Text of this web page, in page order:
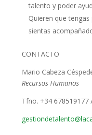
talento y poder
Quieren que
sientas
CONTACTO
Mario Cabeza
Recursos Humanos
Tfno. +34 678519177